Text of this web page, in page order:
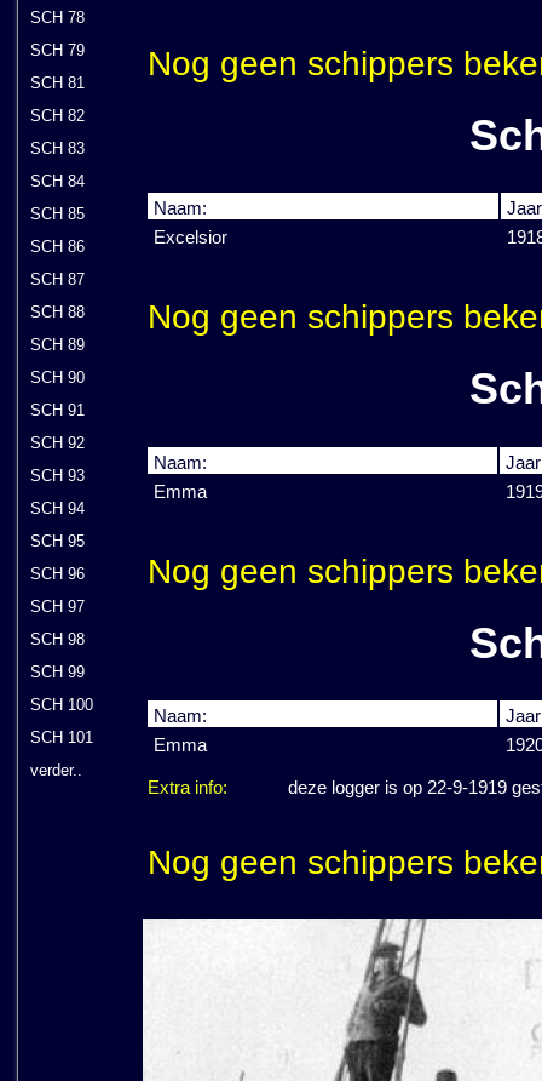
SCH 78
SCH 79
SCH 81
SCH 82
SCH 83
SCH 84
SCH 85
SCH 86
SCH 87
SCH 88
SCH 89
SCH 90
SCH 91
SCH 92
SCH 93
SCH 94
SCH 95
SCH 96
SCH 97
SCH 98
SCH 99
SCH 100
SCH 101
verder..
Nog geen schippers
Naam:
Excelsior
Nog geen schippers
Naam:
Emma
Nog geen schippers
Naam:
Emma
Extra info: deze logger is op 22-9-1919
Nog geen schippers